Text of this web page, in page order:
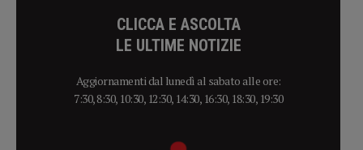
CLICCA E ASCOLTA
LE ULTIME NOTIZIE
Aggiornamenti dal lunedì al sabato alle ore:
7:30, 8:30, 10:30, 12:30, 14:30, 16:30, 18:30, 19:30